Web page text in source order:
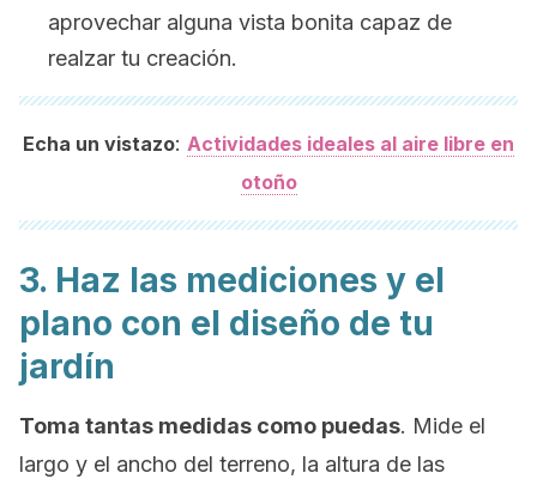
aprovechar alguna vista bonita capaz de
realzar tu creación.
Echa un vistazo: Actividades ideales al aire libre en
otoño
3. Haz las mediciones y el
plano con el diseño de tu
jardín
Toma tantas medidas como puedas. Mide el
largo y el ancho del terreno, la altura de las